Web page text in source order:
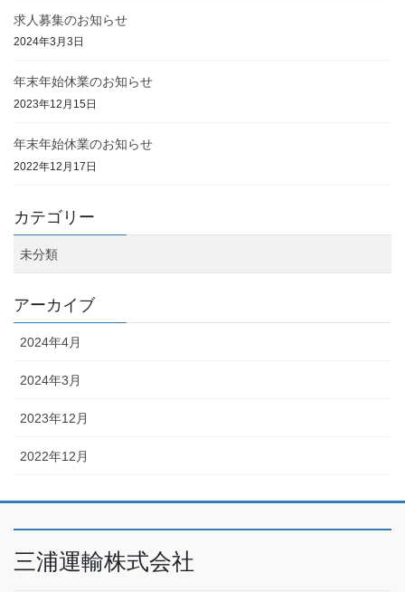
求人募集のお知らせ
2024年3月3日
年末年始休業のお知らせ
2023年12月15日
年末年始休業のお知らせ
2022年12月17日
カテゴリー
未分類
アーカイブ
2024年4月
2024年3月
2023年12月
2022年12月
三浦運輸株式会社